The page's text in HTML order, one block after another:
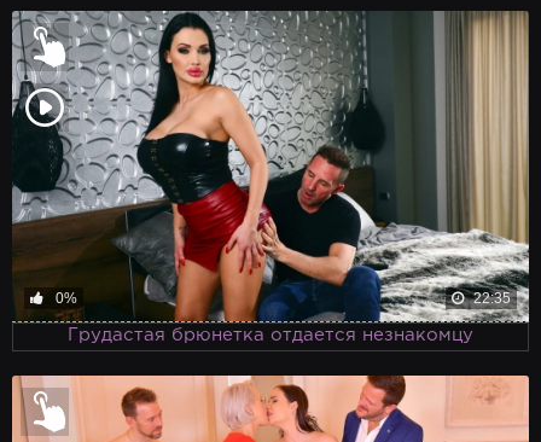
0% 22:35
Грудастая брюнетка отдается незнакомцу